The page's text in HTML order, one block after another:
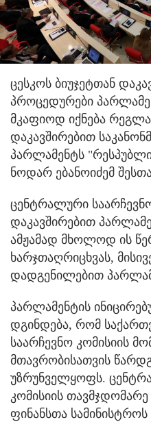
ცესკოს ბიუჯეტთან
პროცედურები
მკაფიოდ იქნება
დაკავშირებით
პარლამენტს
ნოდარ ებანოიძემ
ცენტრალური
დაკავშირებით
ამჟამად მხოლოდ ის
ხარჯთაღრიცხვას,
დადგენილებით
პარლამენტის
დგინდება, რომ
საარჩევნო კომისიის
მთავრობისათვის
უზრუნველყოფს.
კომისიის
ფინანსთა